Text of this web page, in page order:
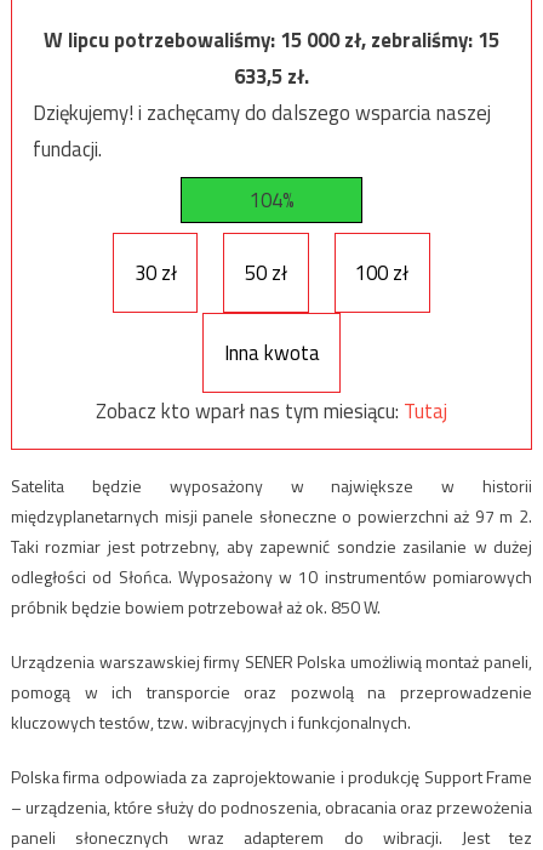
W lipcu potrzebowaliśmy:15 000zł, zebraliśmy:15
633,5zł.
Dziękujemy! i zachęcamy do dalszego wsparcia naszej
fundacji.
104%
30 zł 50 zł 100 zł
Inna kwota
Zobacz kto wparł nas tym miesiącu: Tutaj
Satelita będzie wyposażony w największe w historii
międzyplanetarnych misji panele słoneczne o powierzchni aż 97 m 2.
Taki rozmiar jest potrzebny, aby zapewnić sondzie zasilanie w dużej
odległości od Słońca. Wyposażony w 10 instrumentów pomiarowych
próbnik będzie bowiem potrzebował aż ok. 850 W.
Urządzenia warszawskiej firmy SENER Polska umożliwią montaż paneli,
pomogą w ich transporcie oraz pozwolą na przeprowadzenie
kluczowych testów, tzw. wibracyjnych i funkcjonalnych.
Polska firma odpowiada za zaprojektowanie i produkcję Support Frame
– urządzenia, które służy do podnoszenia, obracania oraz przewożenia
paneli słonecznych wraz adapterem do wibracji. Jest tez